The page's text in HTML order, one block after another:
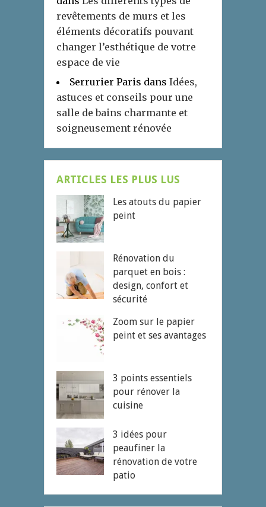
revêtements de murs et les
éléments décoratifs pouvant
changer l’esthétique de votre
espace de vie
Serrurier Paris dans Idées,
astuces et conseils pour une
salle de bains charmante et
soigneusement rénovée
ARTICLES LES PLUS LUS
Les atouts du papier
peint
Rénovation du
parquet en bois :
design, confort et
sécurité
Zoom sur le papier
peint et ses avantages
3 points essentiels
pour rénover la
cuisine
3 idées pour
peaufiner la
rénovation de votre
patio